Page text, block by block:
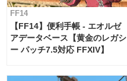
FF14
【FF14】便利手帳 - エオルゼ
アデータベース【黄金のレガシ
ー パッチ7.5対応 FFXIV】